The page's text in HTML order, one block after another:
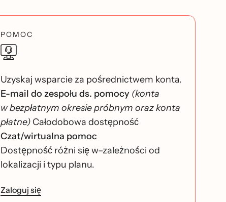
POMOC
Uzyskaj wsparcie za pośrednictwem konta.
E-mail do zespołu ds. pomocy (konta
w bezpłatnym okresie próbnym oraz konta
płatne) Całodobowa dostępność
Czat/wirtualna pomoc
Dostępność różni się w–zależności od
lokalizacji i typu planu.
Zaloguj się